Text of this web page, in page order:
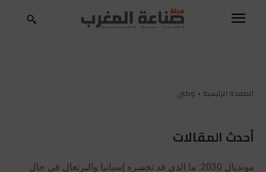
الصفحة الرئيسية وطني
أحدث المقالات
مونديال 2030: ما الذي قد تخسره إسبانيا والبرتغال في حال